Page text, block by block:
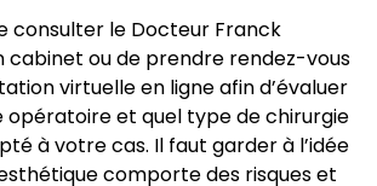
consulter le Docteur Franck
cabinet ou de prendre rendez-vous
virtuelle en ligne afin d’évaluer
opératoire et quel type de chirurgie
à votre cas. Il faut garder à l’idée
comporte des risques et